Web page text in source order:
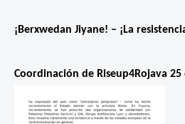
¡Berxwedan Jiyane! – ¡La
Coordinación de Riseup4Rojava 25